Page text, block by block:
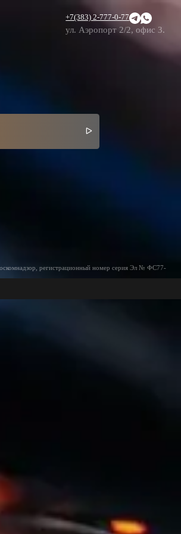
+7(383) 2-777-0-77
ул. Аэропорт 2/2, офис 3.
регистрационный номер серия Эл № ФС77-